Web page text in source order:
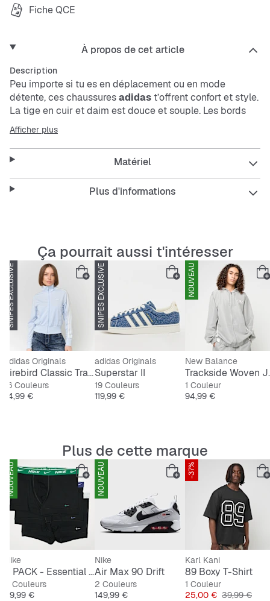
Fiche QCE
À propos de cet article
Description
Peu importe si tu es en déplacement ou en mode
détente, ces chaussuresadidas t’offrent confort et style.
La tige en cuir et daim est douce et souple. Les bords
délavés ajoutent de la profondeur et un look usé, parfait
avec les couleurs sobres et les 3 bandes contrastantes.
Une semelle extérieure en caoutchouc te donne de
l’adhérence pour être prêt à tout.
aventures, que ce soit en ville ou pour te relaxer.
Features:
Coupe régulière
Lacets
Tige en cuir
Afficher plus
Matériel
Plus d'informations
Ça pourrait aussi t'intéresser
SNIPES EXCLUSIVE
adidas Originals
Firebird Classic Tracktop
16 Couleurs
Prix
74,99 €
SNIPES EXCLUSIVE
adidas Originals
Superstar II
19 Couleurs
Prix
119,99 €
NOUVEAU SNIPES EXCLUSIVE
New Balance
1 Couleur
Prix
94,99 €
Plus de cette marque
NOUVEAU
Nike
3 PACK - Essential Cotton Stretch Trunk
5 Couleurs
Prix
39,99 €
NOUVEAU
Nike
Air Max 90 Drift
2 Couleurs
Prix
149,99 €
-37%
Karl Kani
89 Boxy T-Shirt
1 Couleur
Prix
25,00 € Prix original
39,99 €